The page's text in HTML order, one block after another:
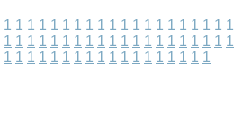
1 1 1 1 1 1 1 1 1 1 1 1 1 1 1 1 1 1 1 1
1 1 1 1 1 1 1 1 1 1 1 1 1 1 1 1 1 1 1 1
1 1 1 1 1 1 1 1 1 1 1 1 1 1 1 1 1 1